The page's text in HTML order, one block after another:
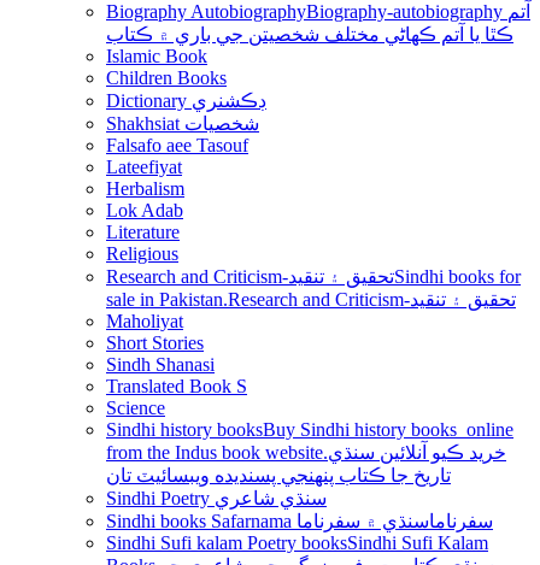
Biography AutobiographyBiography-autobiography آتم
ڪٿا يا آتم ڪھاڻي مختلف شخصيتن جي باري ۾ ڪتاب
Islamic Book
Children Books
Dictionary ڊڪشنري
Shakhsiat شخصيات
Falsafo aee Tasouf
Lateefiyat
Herbalism
Lok Adab
Literature
Religious
Research and Criticism-تحقيق ۽ تنقيدSindhi books for
sale in Pakistan.Research and Criticism-تحقيق ۽ تنقيد
Maholiyat
Short Stories
Sindh Shanasi
Translated Book S
Science
Sindhi history booksBuy Sindhi history books online
from the Indus book website.خريد ڪيو آنلائين سنڌي
تاريخ جا ڪتاب پنھنجي پسنديده ويبسائيٽ تان
Sindhi Poetry سنڌي شاعري
Sindhi books Safarnama سفرناماسنڌي ۾ سفرناما
Sindhi Sufi kalam Poetry booksSindhi Sufi Kalam